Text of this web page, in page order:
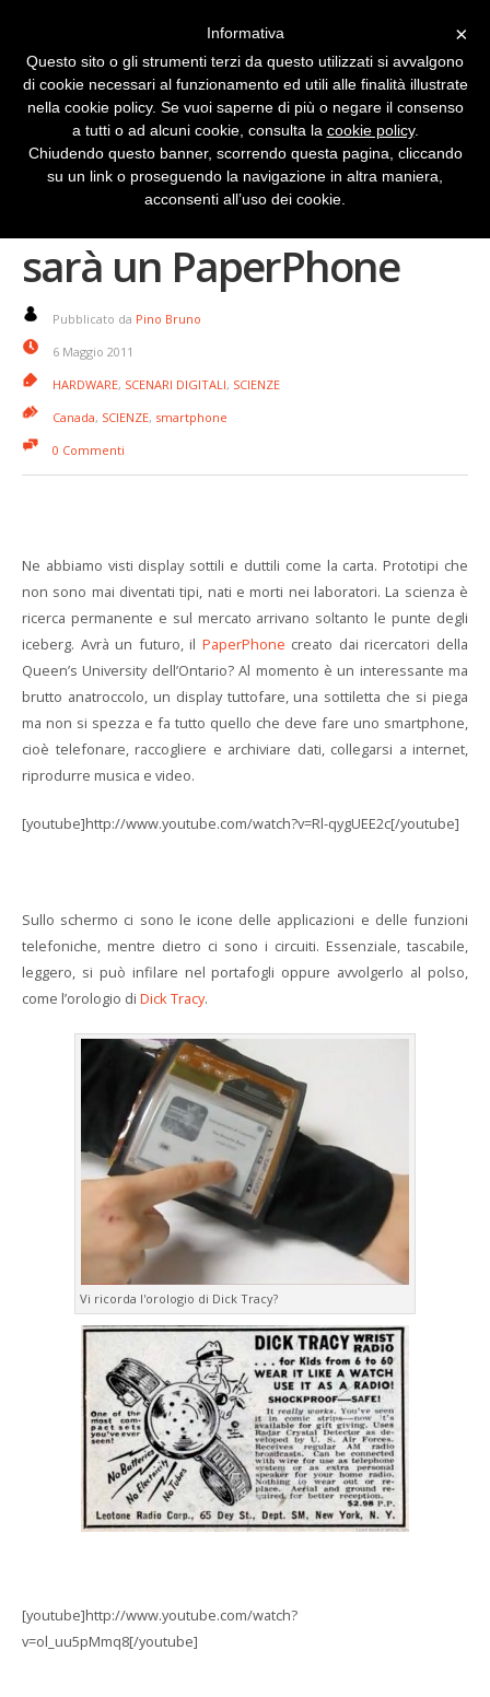
Quando lo smartphone
sarà un PaperPhone
Pubblicato da Pino Bruno
6 Maggio 2011
HARDWARE, SCENARI DIGITALI, SCIENZE
Canada, SCIENZE, smartphone
0 Commenti
Ne abbiamo visti display sottili e duttili come la carta. Prototipi che
non sono mai diventati tipi, nati e morti nei laboratori. La scienza è
ricerca permanente e sul mercato arrivano soltanto le punte degli
iceberg. Avrà un futuro, il PaperPhone creato dai ricercatori della
Queen’s University dell’Ontario? Al momento è un interessante ma
brutto anatroccolo, un display tuttofare, una sottiletta che si piega
ma non si spezza e fa tutto quello che deve fare uno smartphone,
cioè telefonare, raccogliere e archiviare dati, collegarsi a internet,
riprodurre musica e video.
[youtube]http://www.youtube.com/watch?v=Rl-qygUEE2c[/youtube]
Sullo schermo ci sono le icone delle applicazioni e delle funzioni
telefoniche, mentre dietro ci sono i circuiti. Essenziale, tascabile,
leggero, si può infilare nel portafogli oppure avvolgerlo al polso,
come l’orologio di Dick Tracy.
Vi ricorda l'orologio di Dick Tracy?
[youtube]http://www.youtube.com/watch?
v=ol_uu5pMmq8[/youtube]
×
Informativa
Questo sito o gli strumenti terzi da questo utilizzati si avvalgono
di cookie necessari al funzionamento ed utili alle finalità illustrate
nella cookie policy. Se vuoi saperne di più o negare il consenso
a tutti o ad alcuni cookie, consulta la cookie policy.
Chiudendo questo banner, scorrendo questa pagina, cliccando
su un link o proseguendo la navigazione in altra maniera,
acconsenti all’uso dei cookie.